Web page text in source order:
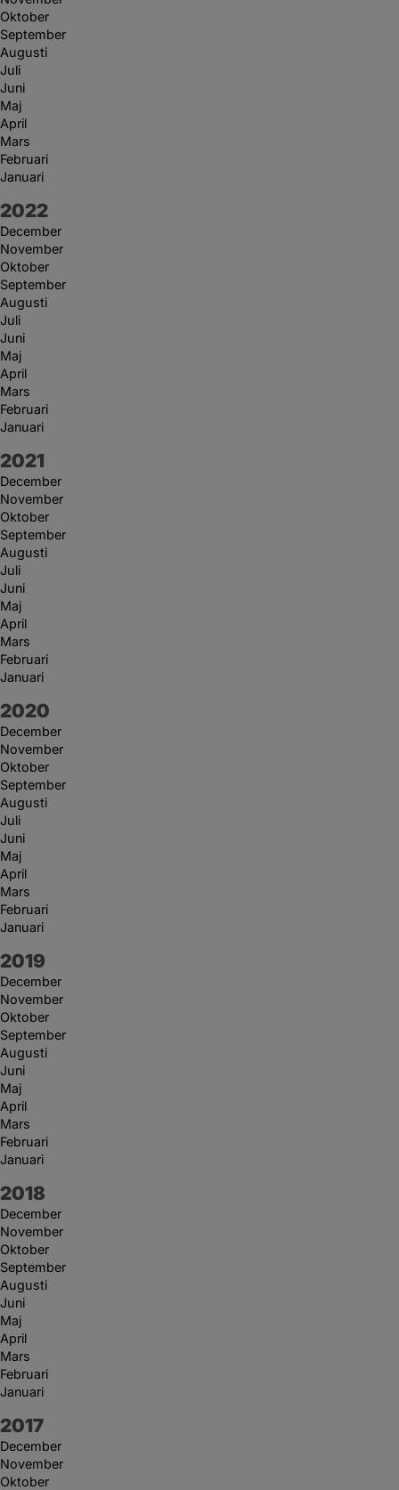
Oktober
September
Augusti
Juli
Juni
Maj
April
Mars
Februari
Januari
År:
2022
December
November
Oktober
September
Augusti
Juli
Juni
Maj
April
Mars
Februari
Januari
År:
2021
December
November
Oktober
September
Augusti
Juli
Juni
Maj
April
Mars
Februari
Januari
År:
2020
December
November
Oktober
September
Augusti
Juli
Juni
Maj
April
Mars
Februari
Januari
År:
2019
December
November
Oktober
September
Augusti
Juni
Maj
April
Mars
Februari
Januari
År:
2018
December
November
Oktober
September
Augusti
Juni
Maj
April
Mars
Februari
Januari
År:
2017
December
November
Oktober